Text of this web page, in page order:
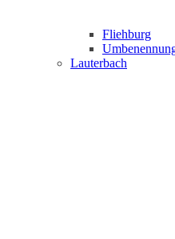
Fliehburg
Lauterbach